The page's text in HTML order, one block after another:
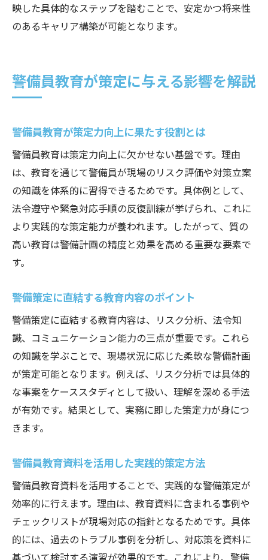
映した具体的なステップを踏むことで、安定かつ将来性
のあるキャリア構築が可能となります。
警備員教育が策定に与える影響を解説
警備員教育が策定力向上に果たす役割とは
警備員教育は策定力向上に欠かせない基盤です。理由
は、教育を通じて警備員が現場のリスク評価や対策立案
の知識を体系的に習得できるためです。具体例として、
法令遵守や緊急対応手順の反復訓練が挙げられ、これに
より実践的な策定能力が養われます。したがって、質の
高い教育は警備計画の精度と効果を高める重要な要素で
す。
警備策定に直結する教育内容のポイント
警備策定に直結する教育内容は、リスク分析、法令知
識、コミュニケーション能力の三点が重要です。これら
の知識を学ぶことで、現場状況に応じた柔軟な警備計画
が策定可能となります。例えば、リスク分析では具体的
な事案をケーススタディとして扱い、理解を深める手法
が有効です。結果として、実務に即した策定力が身につ
きます。
警備員教育資料を活用した実践的策定方法
警備員教育資料を活用することで、実践的な警備策定が
効率的に行えます。理由は、教育資料に含まれる事例や
チェックリストが現場対応の指針となるためです。具体
的には、過去のトラブル事例を分析し、対応策を資料に
基づいて検討する演習が効果的です。これにより、警備